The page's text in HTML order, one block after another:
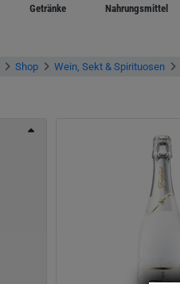
Getränke Nahrungsmittel
Shop Wein, Sekt & Spirituosen